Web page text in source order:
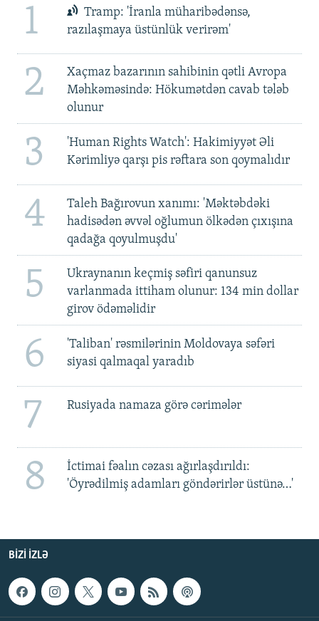
1
Tramp: 'İranla müharibədənsə,
razılaşmaya üstünlük verirəm'
2
Xaçmaz bazarının sahibinin qətli Avropa
Məhkəməsində: Hökumətdən cavab tələb
olunur
3
'Human Rights Watch': Hakimiyyət Əli
Kərimliyə qarşı pis rəftara son qoymalıdır
4
Taleh Bağırovun xanımı: 'Məktəbdəki
hadisədən əvvəl oğlumun ölkədən çıxışına
qadağa qoyulmuşdu'
5
Ukraynanın keçmiş səfiri qanunsuz
varlanmada ittiham olunur: 134 min dollar
girov ödəməlidir
6
'Taliban' rəsmilərinin Moldovaya səfəri
siyasi qalmaqal yaradıb
7 Rusiyada namaza görə cərimələr
8
İctimai fəalın cəzası ağırlaşdırıldı:
'Öyrədilmiş adamları göndərirlər üstünə…'
BIZI IZLƏ